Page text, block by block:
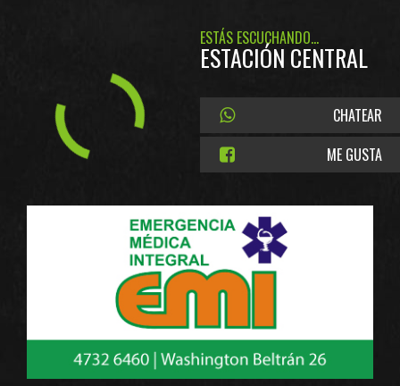
ESTÁS ESCUCHANDO...
ESTACIÓN CENTRAL
CHATEAR
ME GUSTA